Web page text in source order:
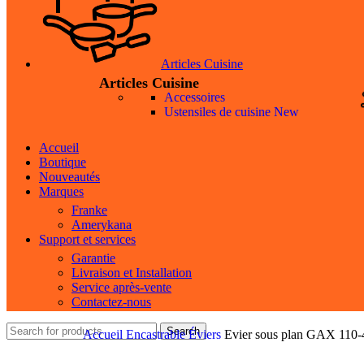
Articles Cuisine
Articles Cuisine
Accessoires
Ustensiles de cuisine New
Accueil
Boutique
Nouveautés
Marques
Franke
Amerykana
Support et services
Garantie
Livraison et Installation
Service après-vente
Contactez-nous
Search
Accueil EncastrableÉviers Evier sous plan GAX 110-